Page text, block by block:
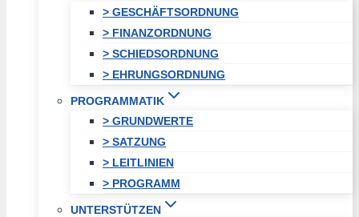
> GESCHÄFTSORDNUNG
> FINANZORDNUNG
> SCHIEDSORDNUNG
> EHRUNGSORDNUNG
PROGRAMMATIK
> GRUNDWERTE
> SATZUNG
> LEITLINIEN
> PROGRAMM
UNTERSTÜTZEN